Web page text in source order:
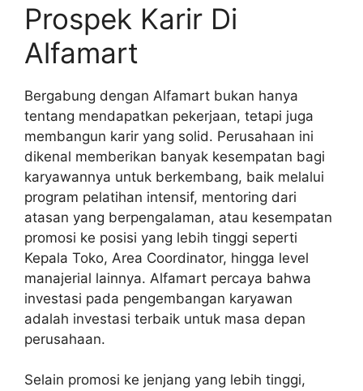
Prospek Karir Di
Alfamart
Bergabung dengan Alfamart bukan hanya
tentang mendapatkan pekerjaan, tetapi juga
membangun karir yang solid. Perusahaan ini
dikenal memberikan banyak kesempatan bagi
karyawannya untuk berkembang, baik melalui
program pelatihan intensif, mentoring dari
atasan yang berpengalaman, atau kesempatan
promosi ke posisi yang lebih tinggi seperti
Kepala Toko, Area Coordinator, hingga level
manajerial lainnya. Alfamart percaya bahwa
investasi pada pengembangan karyawan
adalah investasi terbaik untuk masa depan
perusahaan.
Selain promosi ke jenjang yang lebih tinggi,